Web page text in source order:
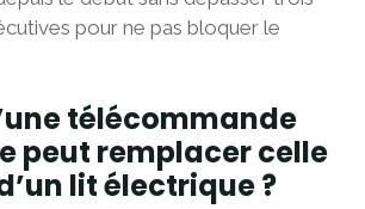
pour ne pas bloquer le
télécommande
peut remplacer celle
lit électrique ?